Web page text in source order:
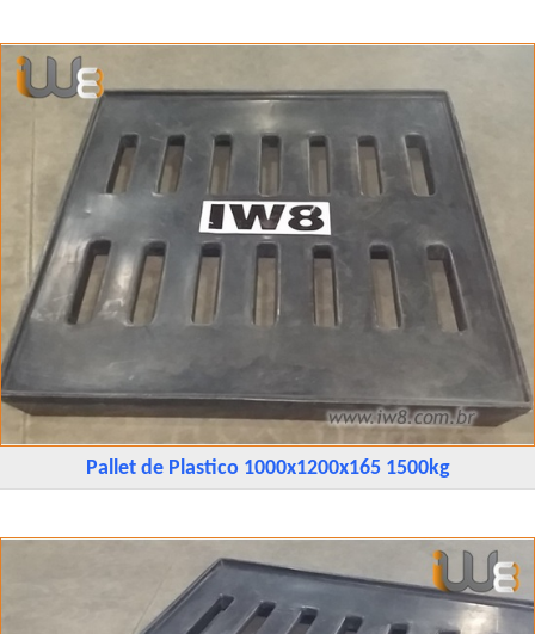
Pallet de Plastico 1000x1200x165 1500kg